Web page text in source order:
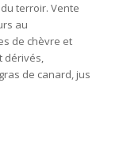
terroir. Vente
au
de chèvre et
dérivés,
de canard, jus